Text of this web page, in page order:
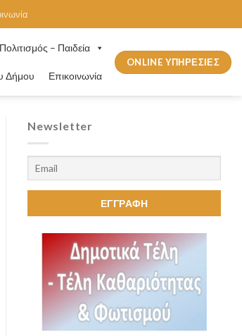
Πολιτισμός – Παιδεία
Δήμου Επικοινωνία
ONLINE ΥΠΗΡΕΣΙΕΣ
Newsletter